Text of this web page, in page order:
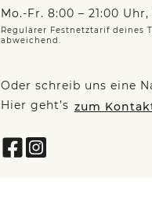
Mo.-Fr. 8:00 – 21:00
Regulärer Festnetztarif deines
abweichend.
Oder schreib uns eine
Hier geht’s zum